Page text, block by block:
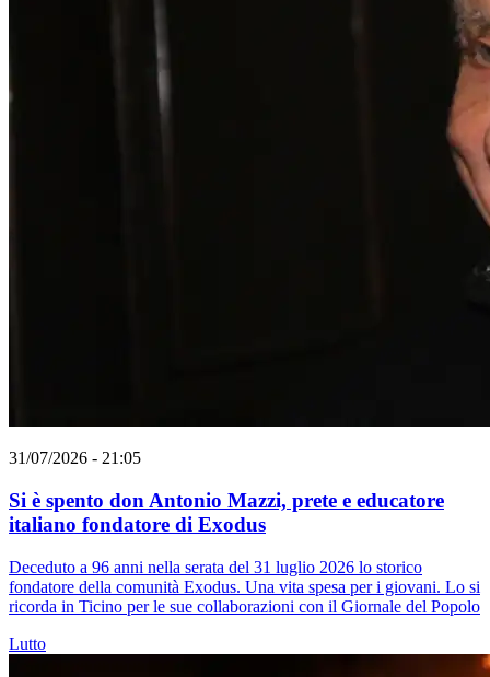
31/07/2026 - 21:05
Si è spento don Antonio Mazzi, prete e educatore
italiano fondatore di Exodus
Deceduto a 96 anni nella serata del 31 luglio 2026 lo storico
fondatore della comunità Exodus. Una vita spesa per i giovani. Lo si
ricorda in Ticino per le sue collaborazioni con il Giornale del Popolo
Lutto